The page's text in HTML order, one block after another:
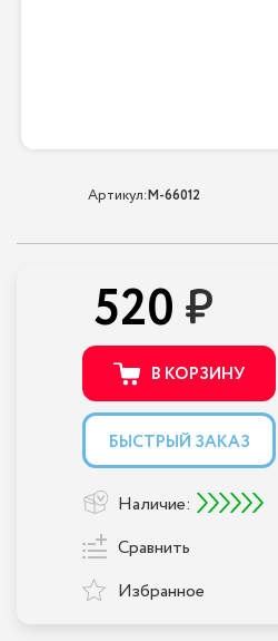
Артикул:M-66012
520
В КОРЗИНУ
БЫСТРЫЙ ЗАКАЗ
Наличие:
Сравнить
Избранное